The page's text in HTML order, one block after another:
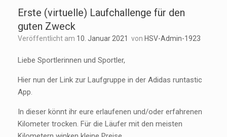
Erste (virtuelle) Laufchallenge für den
guten Zweck
Veröffentlicht am 10. Januar 2021 von HSV-Admin-1923
Liebe Sportlerinnen und Sportler,
Hier nun der Link zur Laufgruppe in der Adidas runtastic
App.
In dieser könnt ihr eure erlaufenen und/oder erfahrenen
Kilometer trocken. Für die Läufer mit den meisten